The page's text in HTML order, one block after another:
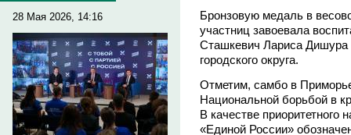
28 Мая 2026, 14:16
Бронзовую медаль в
участниц завоевала
Сташкевич Лариса Дишура
городского округа.
Отметим, самбо в
Национальной борьбой в
В качестве приоритетного
«Единой России»